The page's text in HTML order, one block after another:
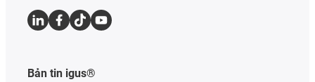
Bản tin igus®